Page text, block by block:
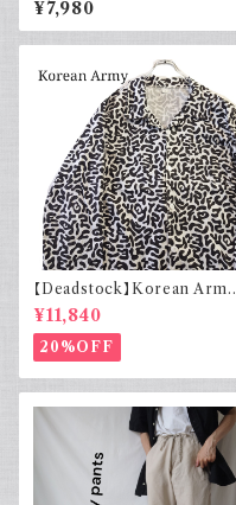
ク 黒 古着 半袖
¥7,980
【Deadstock】Korean Army
韓国軍 バクテリアカモジャケッ
ト
¥11,840
20%OFF